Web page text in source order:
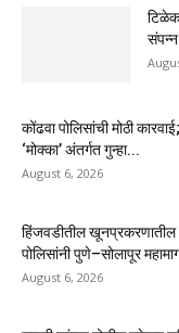
कोंढवा पोलिसांची मोठी
‘मोक्का’ अंतर्गत गुन्हा...
August 6, 2026
हिंजवडीतील
पोलिसांनी पुणे–सोलापूर
August 6, 2026